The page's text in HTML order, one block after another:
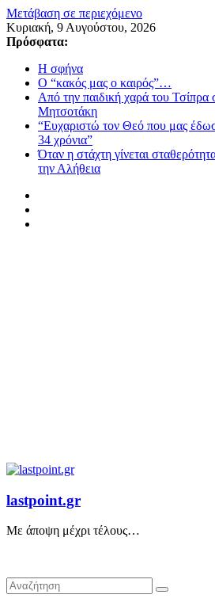
Μετάβαση σε περιεχόμενο
Κυριακή, 9 Αυγούστου, 2026
Πρόσφατα:
Η σφήνα
Ο “κακός μας ο καιρός”…
Από την παιδική χαρά του Τσίπρα
Μητσοτάκη
“Ευχαριστώ τον Θεό που μας
34 χρόνια”
Όταν η στάχτη γίνεται
την Αλήθεια
lastpoint.gr
Με άποψη μέχρι τέλους…